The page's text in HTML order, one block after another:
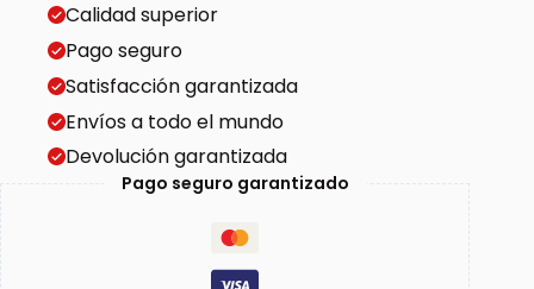
Calidad superior
Pago seguro
Satisfacción garantizada
Envíos a todo el mundo
Devolución garantizada
Pago seguro garantizado